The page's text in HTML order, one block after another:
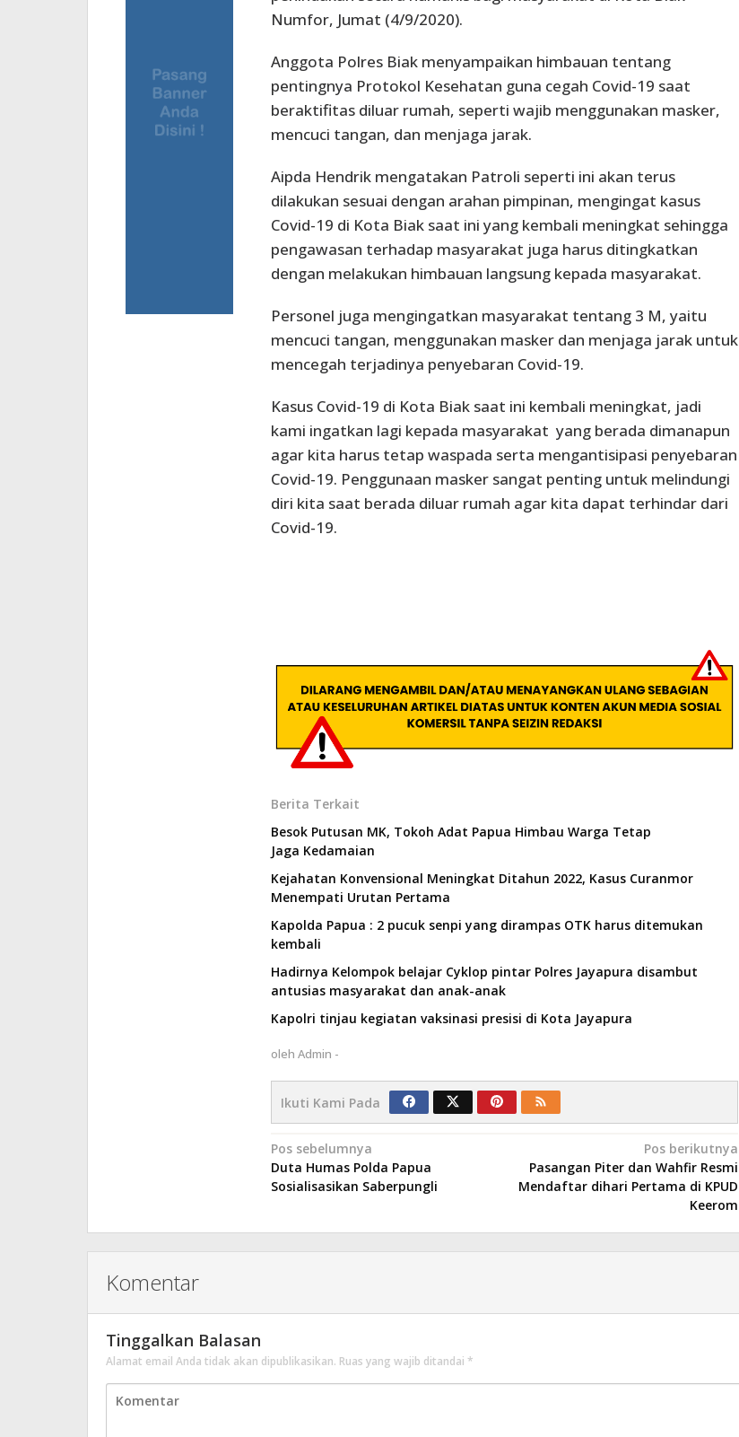
Numfor, Jumat (4/9/2020).
Anggota Polres Biak menyampaikan himbauan tentang
pentingnya Protokol Kesehatan guna cegah Covid-19 saat
beraktifitas diluar rumah, seperti wajib menggunakan masker,
mencuci tangan, dan menjaga jarak.
Aipda Hendrik mengatakan Patroli seperti ini akan terus
dilakukan sesuai dengan arahan pimpinan, mengingat kasus
Covid-19 di Kota Biak saat ini yang kembali meningkat sehingga
pengawasan terhadap masyarakat juga harus ditingkatkan
dengan melakukan himbauan langsung kepada masyarakat.
Personel juga mengingatkan masyarakat tentang 3 M, yaitu
mencuci tangan, menggunakan masker dan menjaga jarak untuk
mencegah terjadinya penyebaran Covid-19.
Kasus Covid-19 di Kota Biak saat ini kembali meningkat, jadi
kami ingatkan lagi kepada masyarakat yang berada dimanapun
agar kita harus tetap waspada serta mengantisipasi penyebaran
Covid-19. Penggunaan masker sangat penting untuk melindungi
diri kita saat berada diluar rumah agar kita dapat terhindar dari
Covid-19.
Berita Terkait
Besok Putusan MK, Tokoh Adat Papua Himbau Warga Tetap
Jaga Kedamaian
Kejahatan Konvensional Meningkat Ditahun 2022, Kasus Curanmor
Menempati Urutan Pertama
Kapolda Papua : 2 pucuk senpi yang dirampas OTK harus ditemukan
kembali
Hadirnya Kelompok belajar Cyklop pintar Polres Jayapura disambut
antusias masyarakat dan anak-anak
Kapolri tinjau kegiatan vaksinasi presisi di Kota Jayapura
oleh Admin -
Ikuti Kami Pada
Navigasi
pos
Pos sebelumnya
Duta Humas Polda Papua
Sosialisasikan Saberpungli
Pos berikutnya
Pasangan Piter dan Wahfir Resmi
Mendaftar dihari Pertama di KPUD
Keerom
Komentar
Tinggalkan Balasan
Alamat email Anda tidak akan dipublikasikan. Ruas yang wajib ditandai *